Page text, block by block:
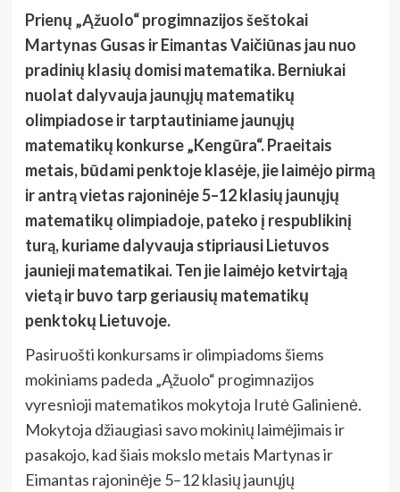
Prienų „Ąžuolo“ progimnazijos šeštokai
Martynas Gusas ir Eimantas Vaičiūnas jau nuo
pradinių klasių domisi matematika. Berniukai
nuolat dalyvauja jaunųjų matematikų
olimpiadose ir tarptautiniame jaunųjų
matematikų konkurse „Kengūra“. Praeitais
metais, būdami penktoje klasėje, jie laimėjo pirmą
ir antrą vietas rajoninėje 5–12 klasių jaunųjų
matematikų olimpiadoje, pateko į respublikinį
turą, kuriame dalyvauja stipriausi Lietuvos
jaunieji matematikai. Ten jie laimėjo ketvirtąją
vietą ir buvo tarp geriausių matematikų
penktokų Lietuvoje.
Pasiruošti konkursams ir olimpiadoms šiems
mokiniams padeda „Ąžuolo“ progimnazijos
vyresnioji matematikos mokytoja Irutė Galinienė.
Mokytoja džiaugiasi savo mokinių laimėjimais ir
pasakojo, kad šiais mokslo metais Martynas ir
Eimantas rajoninėje 5–12 klasių jaunųjų